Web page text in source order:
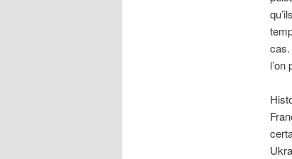
cas.